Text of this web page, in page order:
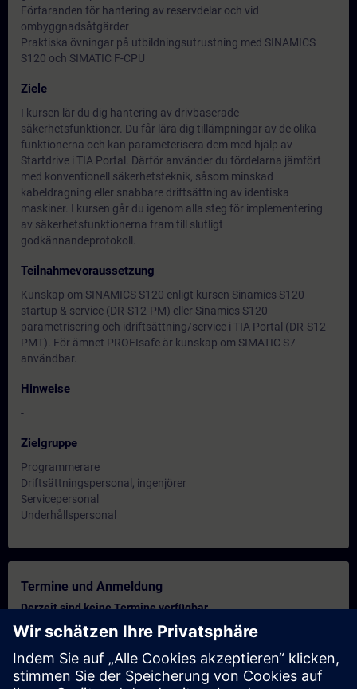
Förfaranden för hantering av reservdelar och vid
ombyggnadsåtgärder
Praktiska övningar på utbildningsutrustning med SINAMICS
S120 och SIMATIC F-CPU
Ziele
I kursen lär du dig hantering av drivbaserade
säkerhetsfunktioner. Du får lära dig tillämpningar av de olika
funktionerna och kan parameterisera dem med hjälp av
Startdrive i TIA Portal. Därför använder du fördelarna jämfört
med konventionell säkerhetsteknik, såsom minskad
kabeldragning eller snabbare driftsättning av identiska
maskiner. I kursen går du igenom alla steg för implementering
av säkerhetsfunktionerna fram till slutligt
godkännandeprotokoll.
Teilnahmevoraussetzung
Kunskap om SINAMICS S120 enligt kursen Sinamics S120
startup & service (DR-S12-PM) eller Sinamics S120
parametrisering och idriftsättning/service i TIA Portal (DR-S12-
PMT). För ämnet PROFIsafe är kunskap om SIMATIC S7
användbar.
Hinweise
-
Zielgruppe
Programmerare
Driftsättningspersonal, ingenjörer
Servicepersonal
Underhållspersonal
Termine und Anmeldung
Derzeit sind keine Termine verfügbar
Setzen Sie sich auf die Interessentenliste und erhalten Sie eine
Benachrichtigung sobald neue Termine verfügbar sind.
Benachrichtigungsservice aktivieren